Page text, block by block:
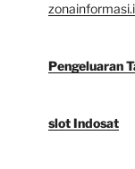
Pengeluaran
slot Indosat